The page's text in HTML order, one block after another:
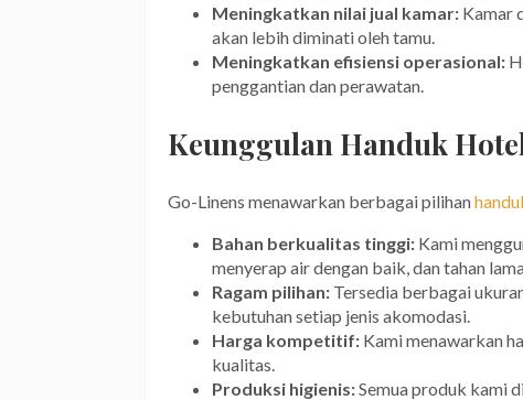
Meningkatkan nilai jual kamar: Kamar
akan lebih diminati oleh tamu.
Meningkatkan efisiensi operasional:
penggantian dan perawatan.
Keunggulan Handuk
Go-Linens menawarkan berbagai pilihan
Bahan berkualitas tinggi: Kami
menyerap air dengan baik, dan tahan
Ragam pilihan: Tersedia berbagai
kebutuhan setiap jenis akomodasi.
Harga kompetitif: Kami menawarkan
kualitas.
Produksi higienis:Semua produk kami